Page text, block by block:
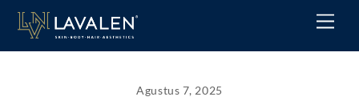
content
Agustus 7, 2025